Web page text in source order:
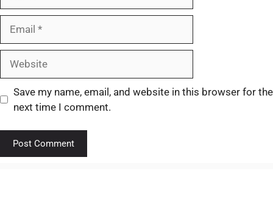
Save my name, email, and website in this browser for the
next time I comment.